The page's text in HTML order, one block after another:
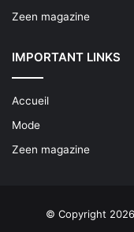
Zeen magazine
IMPORTANT LINKS
Accueil
Mode
Zeen magazine
© Copyright